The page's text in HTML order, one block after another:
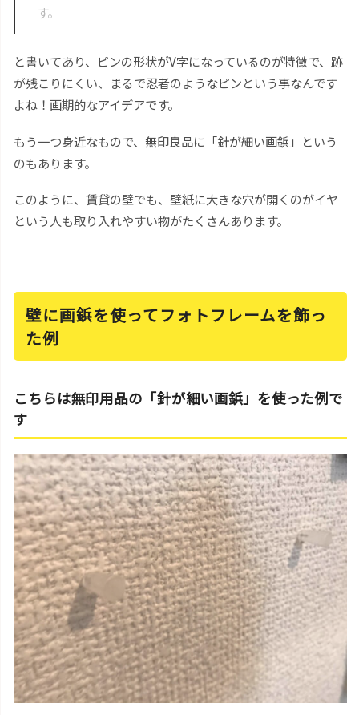
す。
と書いてあり、ピンの形状がV字になっているのが特徴で、跡
が残こりにくい、まるで忍者のようなピンという事なんです
よね！画期的なアイデアです。
もう一つ身近なもので、無印良品に「針が細い画鋲」という
のもあります。
このように、賃貸の壁でも、壁紙に大きな穴が開くのがイヤ
という人も取り入れやすい物がたくさんあります。
壁に画鋲を使ってフォトフレームを飾っ
た例
こちらは無印用品の「針が細い画鋲」を使った例で
す